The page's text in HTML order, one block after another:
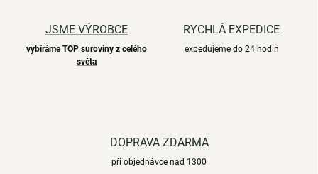
JSME VÝROBCE
vybíráme TOP suroviny z celého
světa
RYCHLÁ EXPEDICE
expedujeme do 24 hodin
DOPRAVA ZDARMA
při objednávce nad 1300